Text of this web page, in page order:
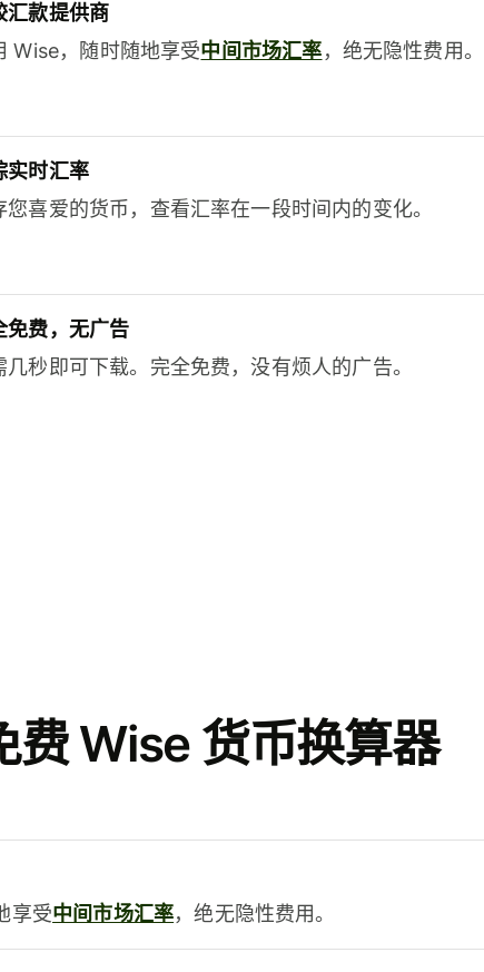
汇款提供商
Wise，随时随地享受中间市场汇率，绝无隐性费用。
实时汇率
您喜爱的货币，查看汇率在一段时间内的变化。
免费，无广告
几秒即可下载。完全免费，没有烦人的广告。
费 Wise 货币换算器
享受中间市场汇率，绝无隐性费用。